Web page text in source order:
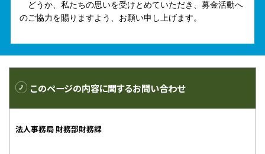
どうか、私たちの思いを受けとめていただき、募金活動へ
のご協力を賜りますよう、お願い申し上げます。
このページの内容に関するお問い合わせ
法人事務局 財務部財務課